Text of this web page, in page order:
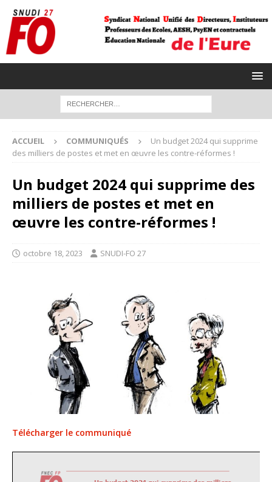
ACCUEIL COMMUNIQUÉS
Un budget 2024 qui supprime
des milliers de postes et met en œuvre les contre-réformes !
Un budget 2024 qui supprime des
milliers de postes et met en
œuvre les contre-réformes !
octobre 18, 2023 SNUDI-FO 27
Télécharger le communiqué